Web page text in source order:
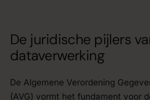
De juridische pijlers
dataverwerking
De Algemene Verordening
(AVG) vormt het fundament voor